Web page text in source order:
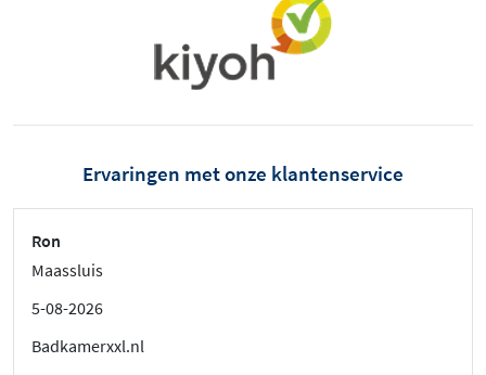
Ervaringen met onze klantenservice
Ron
Maassluis
5-08-2026
Badkamerxxl.nl